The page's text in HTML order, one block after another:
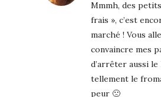
Mmmh, des
frais », c’est
marché ! Vous
convaincre mes
d’arrêter aussi
tellement le
peur 🙁